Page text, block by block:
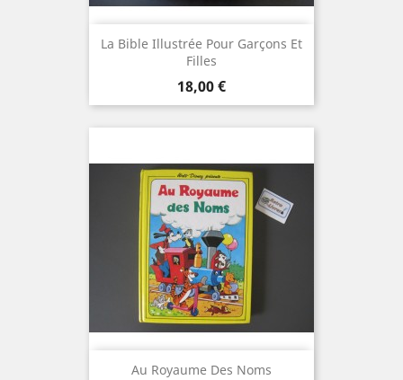
La Bible Illustrée Pour Garçons Et
Filles
Prix
18,00 €
Au Royaume Des Noms